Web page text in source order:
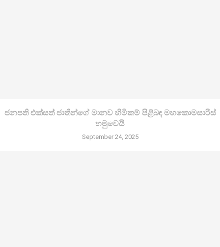
ජනපති එක්සත් ජාතීන්ගේ මානව හිමිකම් පිළිබඳ මහකොමසාරිස්
හමුවෙයි
September 24, 2025